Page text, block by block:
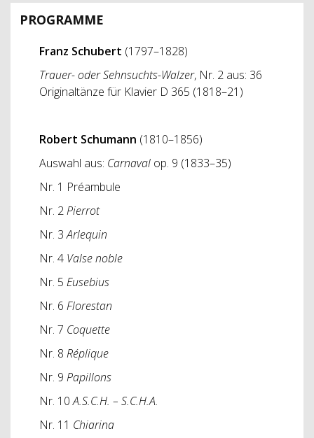
PROGRAMME
Franz Schubert (1797–1828)
Trauer- oder Sehnsuchts-Walzer, Nr. 2 aus: 36
Originaltänze für Klavier D 365 (1818–21)
Robert Schumann (1810–1856)
Auswahl aus: Carnaval op. 9 (1833–35)
Nr. 1 Préambule
Nr. 2Pierrot
Nr. 3Arlequin
Nr. 4 Valse noble
Nr. 5 Eusebius
Nr. 6 Florestan
Nr. 7 Coquette
Nr. 8 Réplique
Nr. 9 Papillons
Nr. 10A.S.C.H. – S.C.H.A.
Nr. 11 Chiarina